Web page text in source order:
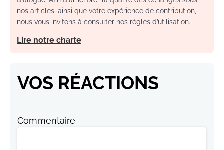
nos articles, ainsi que votre expérience de contribution,
nous vous invitons à consulter nos règles d’utilisation.
Lire notre charte
VOS RÉACTIONS
Commentaire